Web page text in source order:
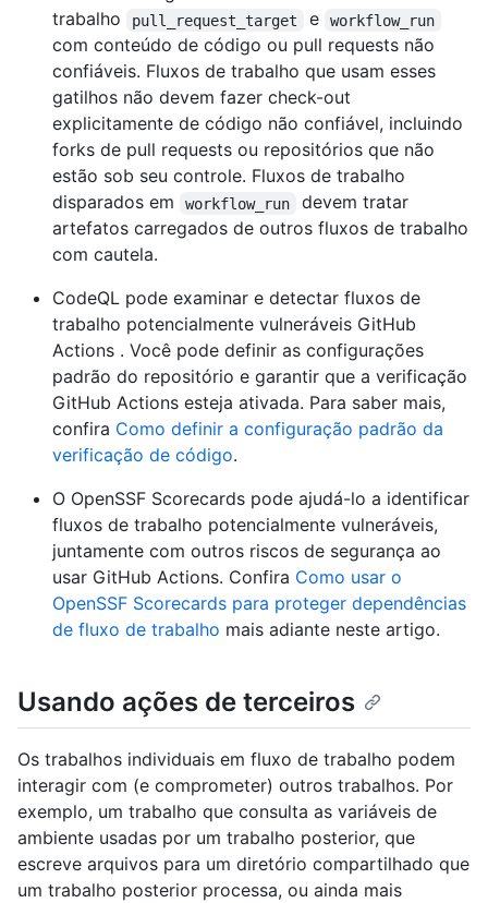
trabalho
pull_request_target e workflow_run
com conteúdo de código ou pull requests não
confiáveis. Fluxos de trabalho que usam esses
gatilhos não devem fazer check-out
explicitamente de código não confiável, incluindo
forks de pull requests ou repositórios que não
estão sob seu controle. Fluxos de trabalho
disparados em
workflow_run
devem tratar
artefatos carregados de outros fluxos de trabalho
com cautela.
CodeQL pode examinar e detectar fluxos de
trabalho potencialmente vulneráveis GitHub
Actions . Você pode definir as configurações
padrão do repositório e garantir que a verificação
GitHub Actions esteja ativada. Para saber mais,
confira Como definir a configuração padrão da
verificação de código.
O OpenSSF Scorecards pode ajudá-lo a identificar
fluxos de trabalho potencialmente vulneráveis,
juntamente com outros riscos de segurança ao
usar GitHub Actions. Confira Como usar o
OpenSSF Scorecards para proteger dependências
de fluxo de trabalho mais adiante neste artigo.
Usando ações de terceiros
Os trabalhos individuais em fluxo de trabalho podem
interagir com (e comprometer) outros trabalhos. Por
exemplo, um trabalho que consulta as variáveis de
ambiente usadas por um trabalho posterior, que
escreve arquivos para um diretório compartilhado que
um trabalho posterior processa, ou ainda mais